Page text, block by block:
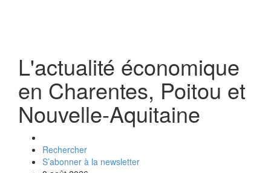
L'actualité économique
en Charentes, Poitou et
Nouvelle-Aquitaine
Rechercher
S’abonner à la newsletter